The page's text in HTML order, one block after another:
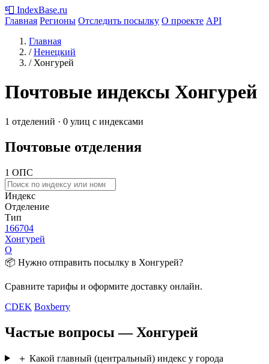
📮 IndexBase.ru
Главная Регионы Отследить посылку О проекте API
Главная
/ Ненецкий
/ Хонгурей
Почтовые индексы Хонгурей
1 отделений · 0 улиц с индексами
Почтовые отделения
1 ОПС
Индекс
Отделение
Тип
166704
Хонгурей
О
📦 Нужно отправить посылку в Хонгурей?
Сравните тарифы и оформите доставку онлайн.
CDEK Boxberry
Частые вопросы — Хонгурей
＋ Какой главный (центральный) индекс у города